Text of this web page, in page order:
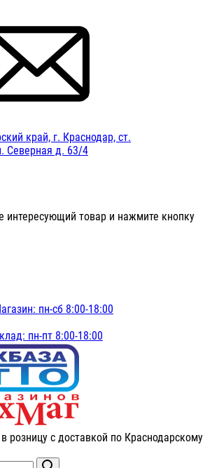
край, г. Краснодар, ст.
Северная д. 63/4
интересующий товар и нажмите кнопку
пн-сб 8:00-18:00
пн-пт 8:00-18:00
розницу с доставкой по Краснодарскому